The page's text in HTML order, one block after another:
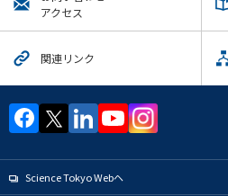
アクセス
関連リンク
Science Tokyo Webヘ
2020年
2018年
2017年